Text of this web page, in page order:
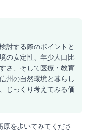
討する際のポイントと
の安定性、年少人口比
さ、そして医療・教育
州の自然環境と暮らし
じっくり考えてみる価
を歩いてみてくださ